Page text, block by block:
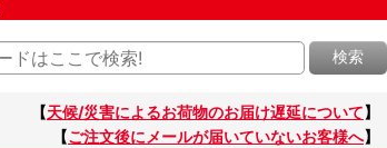
検索
【天候/災害によるお荷物のお届け遅延について】
【ご注文後にメールが届いていないお客様へ】